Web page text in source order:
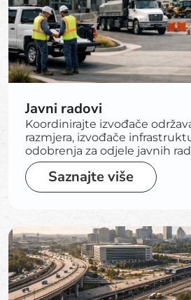
Javni radovi
Koordinirajte izvođače
razmjera, izvođače
odobrenja za odjele javnih
Saznajte više